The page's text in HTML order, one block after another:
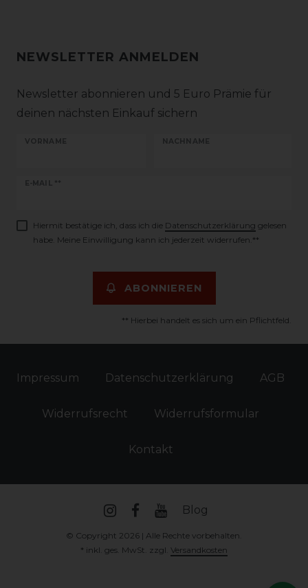
NEWSLETTER ANMELDEN
Newsletter abonnieren und 5 Euro Prämie für
deinen nächsten Einkauf sichern
VORNAME NACHNAME
E-MAIL **
Newsletter
Hiermit bestätige ich, dass ich die Daten­schutz­erklärung gelesen
habe. Meine Einwilligung kann ich jederzeit widerrufen.**
ABONNIEREN
** Hierbei handelt es sich um ein Pflichtfeld.
Impressum Daten­schutz­erklärung AGB
Widerrufs­recht Widerrufs­formular
Kontakt
Blog
© Copyright 2026 | Alle Rechte vorbehalten.
* inkl. ges. MwSt. zzgl. Versandkosten